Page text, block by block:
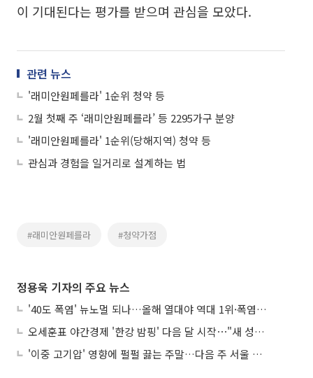
이 기대된다는 평가를 받으며 관심을 모았다.
관련 뉴스
'래미안원페를라' 1순위 청약 등
2월 첫째 주 ‘래미안원페를라’ 등 2295가구 분양
'래미안원페를라' 1순위(당해지역) 청약 등
관심과 경험을 일거리로 설계하는 법
#래미안원페를라 #청약가점
정용욱 기자의 주요 뉴스
'40도 폭염' 뉴노멀 되나…올해 열대야 역대 1위·폭염일수 평년 3배 넘어
오세훈표 야간경제 '한강 밤핑' 다음 달 시작⋯"새 성장동력 만들 것"
'이중 고기압' 영향에 펄펄 끓는 주말…다음 주 서울 포함 서쪽이 더 덥다